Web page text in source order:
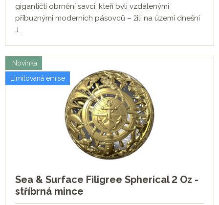
gigantičtí obrnění savci, kteří byli vzdálenými
příbuznými moderních pásovců – žili na území dnešní
J...
Novinka
Limitovaná emise
Sea & Surface Filigree Spherical 2 Oz -
stříbrná mince